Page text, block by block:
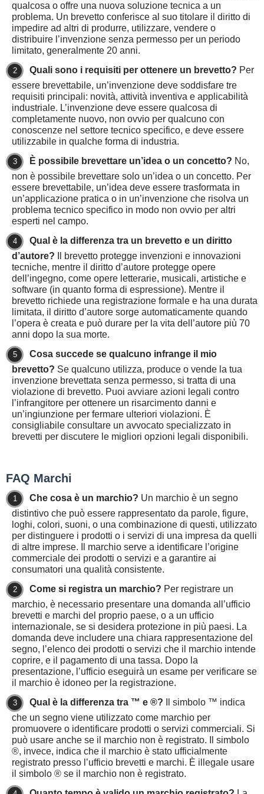
qualcosa o offre una nuova soluzione tecnica a un
problema. Un brevetto conferisce al suo titolare il diritto di
impedire ad altri di produrre, utilizzare, vendere o
distribuire l’invenzione senza permesso per un periodo
limitato, generalmente 20 anni.
Quali sono i requisiti per ottenere un brevetto? Per
essere brevettabile, un’invenzione deve soddisfare tre
requisiti principali: novità, attività inventiva e applicabilità
industriale. L’invenzione deve essere qualcosa di
completamente nuovo, non ovvio per qualcuno con
conoscenze nel settore tecnico specifico, e deve essere
utilizzabile in qualche forma di industria.
È possibile brevettare un’idea o un concetto? No,
non è possibile brevettare solo un’idea o un concetto. Per
essere brevettabile, un’idea deve essere trasformata in
un’applicazione pratica o in un’invenzione che risolva un
problema tecnico specifico in modo non ovvio per altri
esperti nel campo.
Qual è la differenza tra un brevetto e un diritto
d’autore? Il brevetto protegge invenzioni e innovazioni
tecniche, mentre il diritto d’autore protegge opere
dell’ingegno, come opere letterarie, musicali, artistiche e
software (in quanto forma di espressione). Mentre il
brevetto richiede una registrazione formale e ha una durata
limitata, il diritto d’autore sorge automaticamente quando
l’opera è creata e può durare per la vita dell’autore più 70
anni dopo la sua morte.
Cosa succede se qualcuno infrange il mio
brevetto? Se qualcuno utilizza, produce o vende la tua
invenzione brevettata senza permesso, si tratta di una
violazione di brevetto. Puoi avviare azioni legali contro
l’infrangitore per ottenere un risarcimento danni e
un’ingiunzione per fermare ulteriori violazioni. È
consigliabile consultare un avvocato specializzato in
brevetti per discutere le migliori opzioni legali disponibili.
FAQ Marchi
Che cosa è un marchio? Un marchio è un segno
distintivo che può essere rappresentato da parole, figure,
loghi, colori, suoni, o una combinazione di questi, utilizzato
per distinguere i prodotti o i servizi di una impresa da quelli
di altre imprese. Il marchio serve a identificare l’origine
commerciale dei prodotti o servizi e a garantire ai
consumatori una qualità consistente.
Come si registra un marchio? Per registrare un
marchio, è necessario presentare una domanda all’ufficio
brevetti e marchi del proprio paese, o a un ufficio
internazionale, se si desidera protezione in più paesi. La
domanda deve includere una chiara rappresentazione del
segno, l’elenco dei prodotti o servizi che il marchio intende
coprire, e il pagamento di una tassa. Dopo la
presentazione, l’ufficio eseguirà un esame per verificare se
il marchio è idoneo per la registrazione.
Qual è la differenza tra ™ e ®? Il simbolo ™ indica
che un segno viene utilizzato come marchio per
promuovere o identificare prodotti o servizi commerciali. Si
può usare anche se il marchio non è registrato. Il simbolo
®, invece, indica che il marchio è stato ufficialmente
registrato presso l’ufficio brevetti e marchi. È illegale usare
il simbolo ® se il marchio non è registrato.